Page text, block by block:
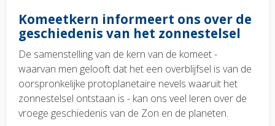
Komeetkern informeert ons over de
geschiedenis van het zonnestelsel
De samenstelling van de kern van de komeet -
waarvan men gelooft dat het een overblijfsel is van de
oorspronkelijke protoplanetaire nevels waaruit het
zonnestelsel ontstaan is - kan ons veel leren over de
vroege geschiedenis van de Zon en de planeten.